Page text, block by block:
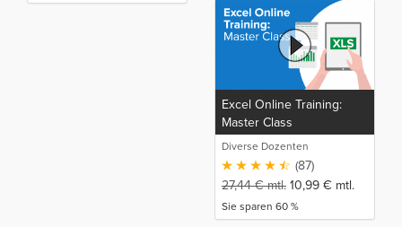
Excel Online Training:
Master Class
Diverse Dozenten
(87)
27,44€mtl. 10,99 € mtl.
Sie sparen 60 %